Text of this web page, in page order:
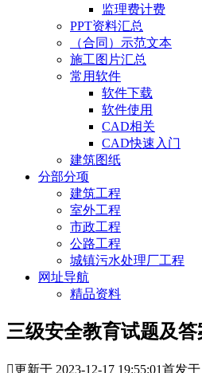
监理费计费
PPT资料汇总
（合同）示范文本
施工图片汇总
常用软件
软件下载
软件使用
CAD相关
CAD快速入门
建筑图纸
分部分项
建筑工程
室外工程
市政工程
公路工程
城镇污水处理厂工程
网址导航
精品资料
三级安全教育试题及
更新于 2023-12-17 19:55:01首发于